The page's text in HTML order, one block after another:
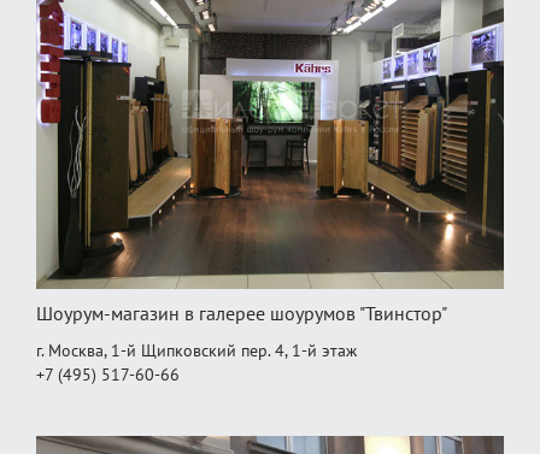
Шоурум-магазин в галерее шоурумов "Твинстор"
г. Москва, 1-й Щипковский пер. 4, 1‑й этаж
+7 (495) 517-60-66